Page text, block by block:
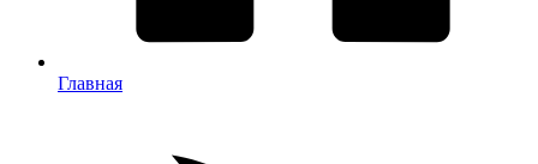
Главная